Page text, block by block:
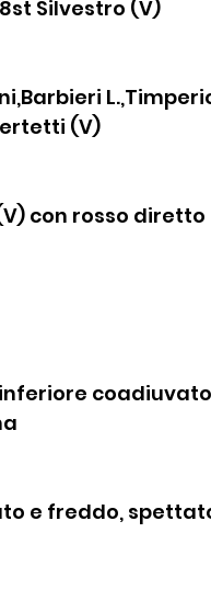
Silvestro (V)
(V)
con rosso diretto
e freddo,